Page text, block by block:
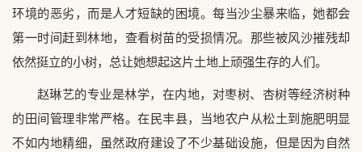
环境的恶劣，而是人才短缺的困境。每当沙尘暴来临，她都会
第一时间赶到林地，查看树苗的受损情况。那些被风沙摧残却
依然挺立的小树，总让她想起这片土地上顽强生存的人们。
赵琳艺的专业是林学，在内地，对枣树、杏树等经济树种
的田间管理非常严格。在民丰县，当地农户从松土到施肥明显
不如内地精细，虽然政府建设了不少基础设施，但是因为自然